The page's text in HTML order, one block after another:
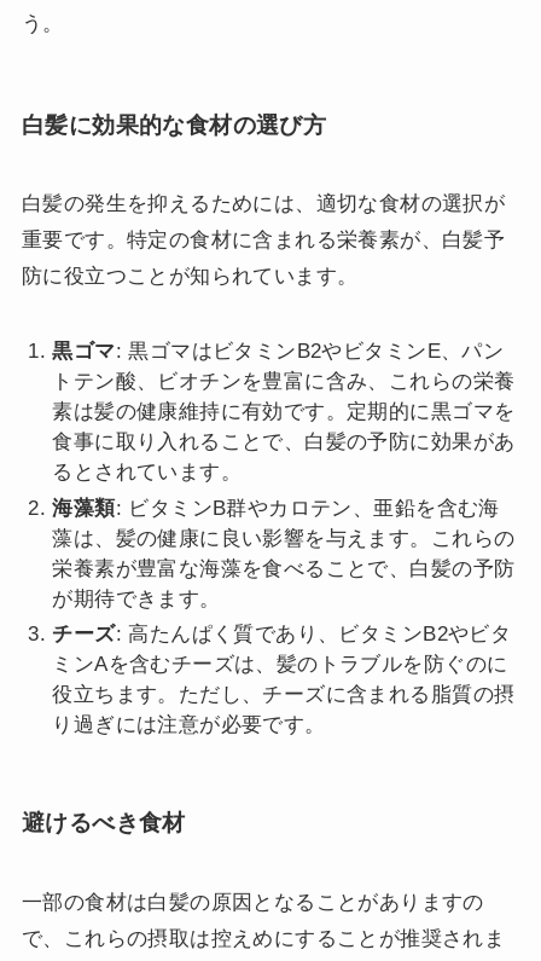
う。
白髪に効果的な食材の選び方
白髪の発生を抑えるためには、適切な食材の選択が
重要です。特定の食材に含まれる栄養素が、白髪予
防に役立つことが知られています。
黒ゴマ: 黒ゴマはビタミンB2やビタミンE、パン
トテン酸、ビオチンを豊富に含み、これらの栄養
素は髪の健康維持に有効です。定期的に黒ゴマを
食事に取り入れることで、白髪の予防に効果があ
るとされています。
海藻類: ビタミンB群やカロテン、亜鉛を含む海
藻は、髪の健康に良い影響を与えます。これらの
栄養素が豊富な海藻を食べることで、白髪の予防
が期待できます。
チーズ: 高たんぱく質であり、ビタミンB2やビタ
ミンAを含むチーズは、髪のトラブルを防ぐのに
役立ちます。ただし、チーズに含まれる脂質の摂
り過ぎには注意が必要です。
避けるべき食材
一部の食材は白髪の原因となることがありますの
で、これらの摂取は控えめにすることが推奨されま